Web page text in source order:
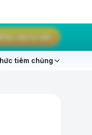
Yêu cầu tư vấn
tiêm chủng